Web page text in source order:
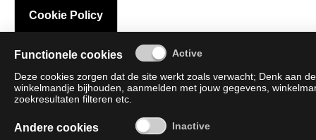
Cookie Policy
Functionele cookies
Deze cookies zorgen dat de site werkt zoals verwacht; Denk aan
winkelmandje bijhouden, aanmelden met jouw gegevens,
zoekresultaten filteren etc.
Andere cookies